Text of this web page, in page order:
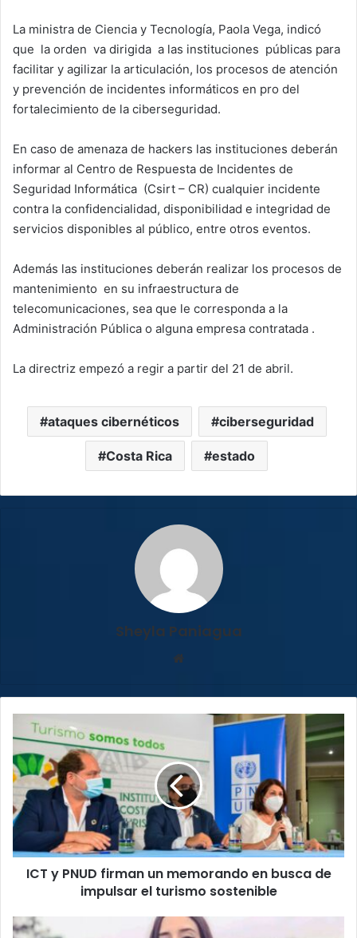
La ministra de Ciencia y Tecnología, Paola Vega, indicó
que la orden va dirigida a las instituciones públicas para
facilitar y agilizar la articulación, los procesos de atención
y prevención de incidentes informáticos en pro del
fortalecimiento de la ciberseguridad.
En caso de amenaza de hackers las instituciones deberán
informar al Centro de Respuesta de Incidentes de
Seguridad Informática (Csirt – CR) cualquier incidente
contra la confidencialidad, disponibilidad e integridad de
servicios disponibles al público, entre otros eventos.
Además las instituciones deberán realizar los procesos de
mantenimiento en su infraestructura de
telecomunicaciones, sea que le corresponda a la
Administración Pública o alguna empresa contratada .
La directriz empezó a regir a partir del 21 de abril.
ataques cibernéticos ciberseguridad
Costa Rica estado
Sheyla Paniagua
y
PNUD
firman
un
memorando
en
de
impulsar
sostenible
ICT y PNUD firman un memorando en busca de
impulsar el turismo sostenible
Autoridades